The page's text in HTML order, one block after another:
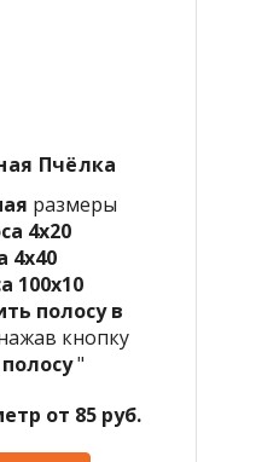
Пчёлка
размеры
4х20
4х40
100х10
полосу в
кнопку
"
от 85 руб.